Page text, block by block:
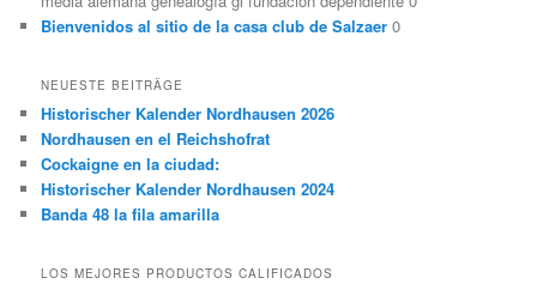
Bienvenidos al sitio de la casa club de Salzaer 0
NEUESTE BEITRÄGE
Historischer Kalender Nordhausen 2026
Nordhausen en el Reichshofrat
Cockaigne en la ciudad:
Historischer Kalender Nordhausen 2024
Banda 48 la fila amarilla
LOS MEJORES PRODUCTOS CALIFICADOS